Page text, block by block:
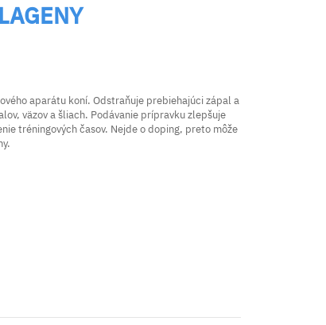
aparátu koní. Odstraňuje prebiehajúci zápal a
väzov a šliach. Podávanie prípravku zlepšuje
tréningových časov. Nejde o doping, preto môže